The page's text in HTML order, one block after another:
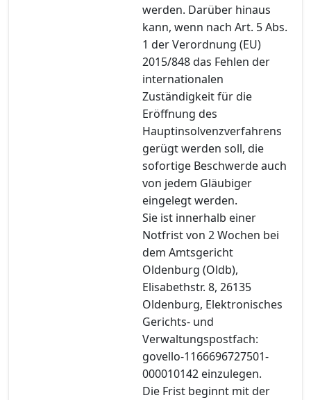
werden. Darüber hinaus
kann, wenn nach Art. 5 Abs.
1 der Verordnung (EU)
2015/848 das Fehlen der
internationalen
Zuständigkeit für die
Eröffnung des
Hauptinsolvenzverfahrens
gerügt werden soll, die
sofortige Beschwerde auch
von jedem Gläubiger
eingelegt werden.
Sie ist innerhalb einer
Notfrist von 2 Wochen bei
dem Amtsgericht
Oldenburg (Oldb),
Elisabethstr. 8, 26135
Oldenburg, Elektronisches
Gerichts- und
Verwaltungspostfach:
govello-1166696727501-
000010142 einzulegen.
Die Frist beginnt mit der